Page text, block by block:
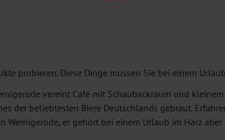
probieren. Diese Dinge müssen Sie bei einem
vereint Café mit Schaubackraum und
der beliebtesten Biere Deutschlands gebraut.
Wernigerode, er gehört bei einem Urlaub im Harz